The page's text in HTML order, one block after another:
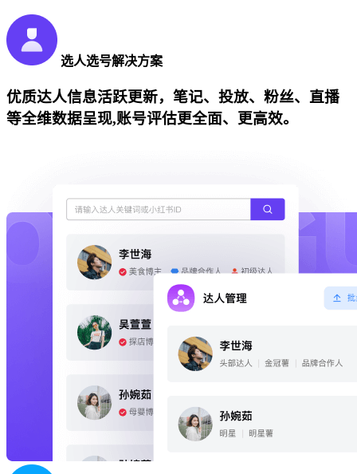
选人选号解决方案
优质达人信息活跃更新，笔记、投放、粉丝、直播
等全维数据呈现,账号评估更全面、更高效。